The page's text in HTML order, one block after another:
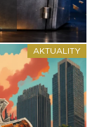
AKTUALITY